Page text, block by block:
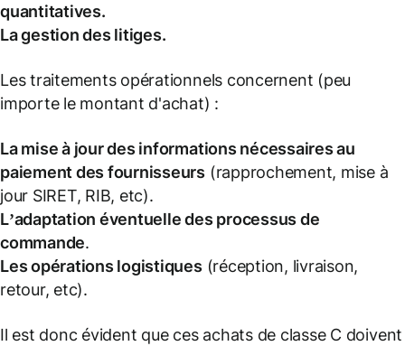
quantitatives.
La gestion des litiges.
Les traitements opérationnels concernent (peu
importe le montant d'achat) :
La mise à jour des informations nécessaires au
paiement des fournisseurs (rapprochement, mise à
jour SIRET, RIB, etc).
L’adaptation éventuelle des processus de
commande.
Les opérations logistiques (réception, livraison,
retour, etc).
Il est donc évident que ces achats de classe C doivent